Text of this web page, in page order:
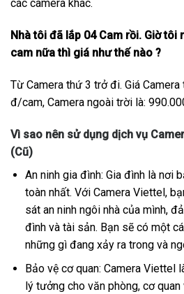
các camera khác.
Nhà tôi đã lắp 04 Cam rồi. Giờ tôi
cam nữa thì giá như thế nào ?
Từ Camera thứ 3 trở đi. Giá
đ/cam, Camera ngoài trời là:
Vì sao nên sử dụng dịch vụ
(Cũ)
An ninh gia đình: Gia đình là nơi
toàn nhất. Với Camera Viettel,
sát an ninh ngôi nhà của mình,
đình và tài sản. Bạn sẽ có một
những gì đang xảy ra trong và
Bảo vệ cơ quan: Camera Viettel
lý tưởng cho văn phòng, cơ